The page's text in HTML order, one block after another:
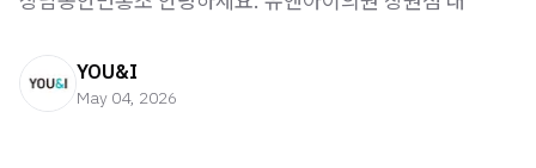
YOU&I
May 04, 2026